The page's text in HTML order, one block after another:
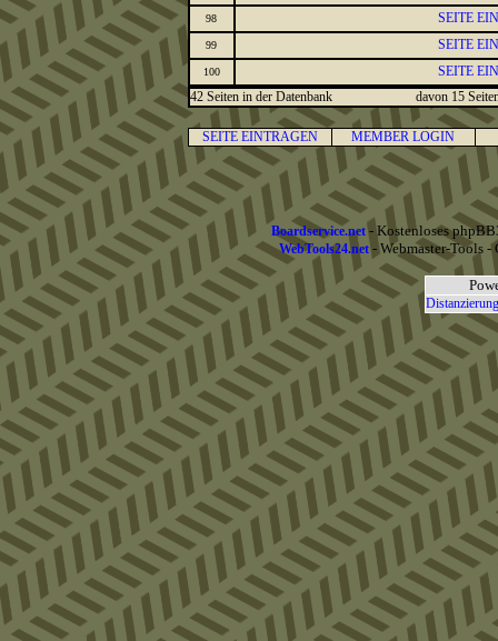
98 SEITE
99 SEITE
100
SEITE
42 Seiten in der Datenbank
davon 15
SEITE EINTRAGEN MEMBER LOGIN
Boardservice.net- Kostenloses
WebTools24.net- Webmaster-Tools -